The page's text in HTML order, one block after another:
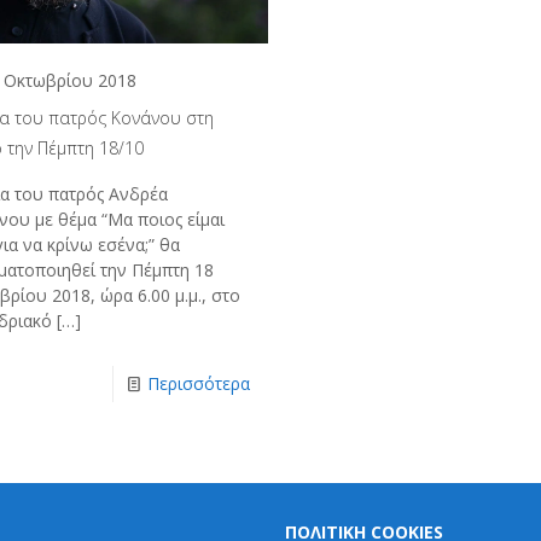
2018
του πατρός Κονάνου στη
την Πέμπτη 18/10
του πατρός Ανδρέα
με θέμα “Μα ποιος είμαι
να κρίνω εσένα;” θα
την Πέμπτη 18
2018, ώρα 6.00 μ.μ., στο
[…]
Περισσότερα
ΠΟΛΙΤΙΚΗ COOKIES